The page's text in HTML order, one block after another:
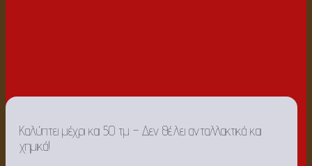
Καλύπτει μέχρι και 50 τμ – Δεν θέλει ανταλλακτικά και
χημικά!